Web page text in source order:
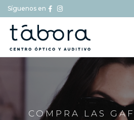
Síguenos en
COMPRA LAS